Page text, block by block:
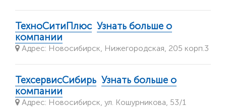
ТехноСитиПлюс Узнать больше о
компании
Адрес: Новосибирск, Нижегородская, 205 корп.3
ТехсервисСибирь Узнать больше о
компании
Адрес: Новосибирск, ул. Кошурникова, 53/1